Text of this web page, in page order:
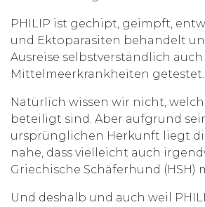
PHILIP ist gechipt, geimpft,
und Ektoparasiten behandelt
Ausreise selbstverständlich
Mittelmeerkrankheiten getestet.
Natürlich wissen wir nicht,
beteiligt sind. Aber aufgrund
ursprünglichen Herkunft liegt
nahe, dass vielleicht auch
Griechische Schäferhund (HSH)
Und deshalb und auch weil